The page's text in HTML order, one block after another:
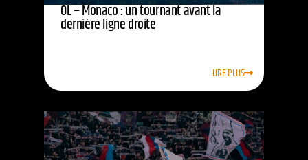
OL – Monaco : un tournant avant la
dernière ligne droite
LIRE PLUS